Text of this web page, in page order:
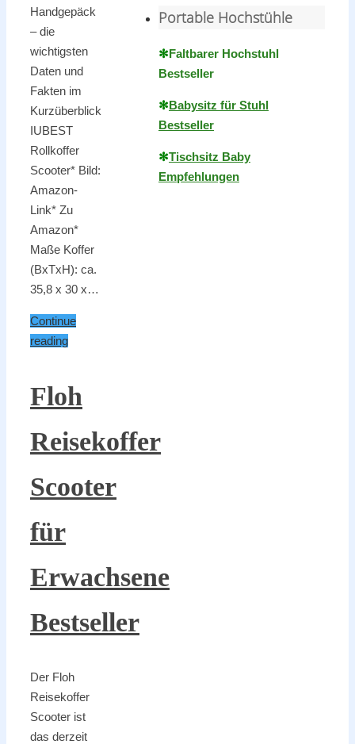
Handgepäck
– die
wichtigsten
Daten und
Fakten im
Kurzüberblick
IUBEST
Rollkoffer
Scooter* Bild:
Amazon-
Link* Zu
Amazon*
Maße Koffer
(BxTxH): ca.
35,8 x 30 x…
Continue
reading
Floh
Reisekoffer
Scooter
für
Erwachsene
Bestseller
Der Floh
Reisekoffer
Scooter ist
das derzeit
Portable Hochstühle
✻Faltbarer Hochstuhl
Bestseller
✻Babysitz für Stuhl
Bestseller
✻Tischsitz Baby
Empfehlungen